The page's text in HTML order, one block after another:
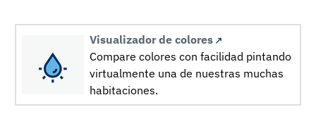
Visualizador de colores
Compare colores con facilidad pintando
virtualmente una de nuestras muchas
habitaciones.